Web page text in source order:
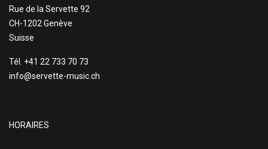
Rue de la Servette 92
CH-1202 Genève
Suisse
Tél. +41 22 733 70 73
info@servette-music.ch
HORAIRES